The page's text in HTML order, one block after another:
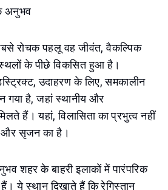
अनुभव
रोचक पहलू वह जीवंत, वैकल्पिक
के पीछे विकसित हुआ है।
उदाहरण के लिए, समकालीन
गया है, जहां स्थानीय और
हैं। यहां, विलासिता का प्रभुत्व नहीं
और सृजन का है।
शहर के बाहरी इलाकों में पारंपरिक
ये स्थान दिखाते हैं कि रेगिस्तान